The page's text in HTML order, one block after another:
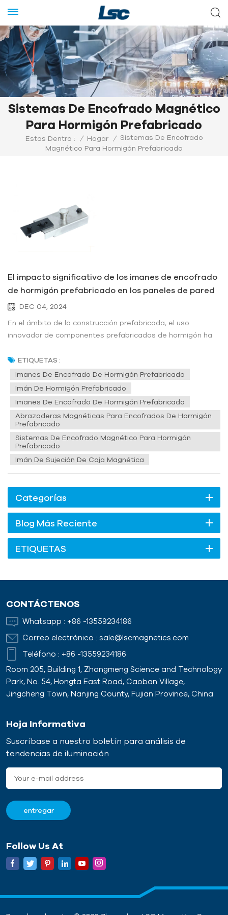
Sistemas De Encofrado Magnético
Para Hormigón Prefabricado
Estas Dentro : / Hogar /
Sistemas De Encofrado
Magnético Para Hormigón Prefabricado
El impacto significativo de los imanes de encofrado
de hormigón prefabricado en los paneles de pared
compuestos prefabricados
DEC 04, 2024
En el ámbito de la construcción prefabricada, el uso
innovador de componentes prefabricados de hormigón ha
revolucionado la industria, ofreciendo mayor velocidad,
precisión y durabilidad. Entre los elementos cruciales que
impulsan esta transformación está la utilización de imanes
de encofrado de ho...
ETIQUETAS :
Imanes De Encofrado De Hormigón Prefabricado
Imán De Hormigón Prefabricado
Imanes De Encofrado De Hormigón Prefabricado
Abrazaderas Magnéticas Para Encofrados De Hormigón
Prefabricado
Sistemas De Encofrado Magnético Para Hormigón
Prefabricado
Imán De Sujeción De Caja Magnética
Categorías
Blog Más Reciente
ETIQUETAS
CONTÁCTENOS
Whatsapp : +86 -13559234186
Correo electrónico : sale@lscmagnetics.com
Teléfono : +86 -13559234186
Room 205, Building 1, Zhongmeng Science and Technology
Park, No. 54, Hongta East Road, Caoban Village,
Jingcheng Town, Nanjing County, Fujian Province, China
Hoja Informativa
Suscríbase a nuestro boletín para análisis de
tendencias de iluminación
Follow Us At